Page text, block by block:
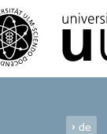
› de